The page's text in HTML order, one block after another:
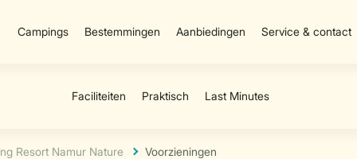
Campings Bestemmingen Aanbiedingen Service & contact
Resort Namur Nature Voorzieningen